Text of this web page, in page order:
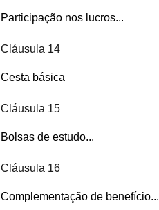
Participação nos lucros...
Cláusula 14
Cesta básica
Cláusula 15
Bolsas de estudo...
Cláusula 16
Complementação de benefício...